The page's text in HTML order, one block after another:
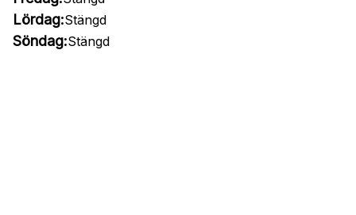
Lördag:Stängd
Söndag:Stängd